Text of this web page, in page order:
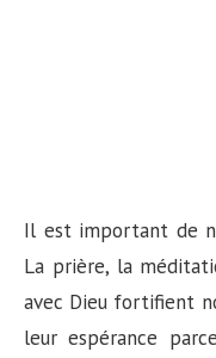
Il est important de
La prière, la
avec Dieu fortifient
leur espérance